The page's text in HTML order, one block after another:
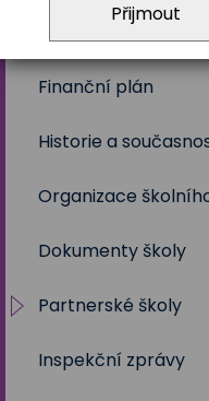
Volby 2020
Volby 2023
Učební plán
Finanční plán
Historie a
Organizace
Dokumenty školy
Partnerské školy
Projekty
Inspekční zprávy
Přijmout